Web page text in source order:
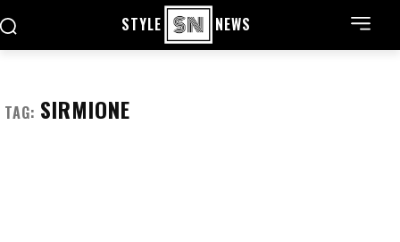
STYLE NEWS
TAG: SIRMIONE